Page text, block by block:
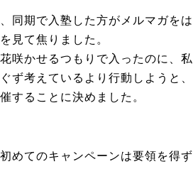
同期で入塾した方がメルマガを
見て焦りました。
咲かせるつもりで入ったのに、
ず考えているより行動しようと
することに決めました。
めてのキャンペーンは要領を得